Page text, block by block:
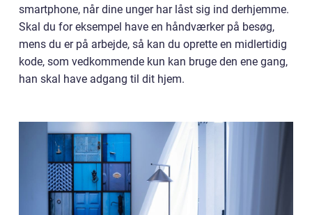
smartphone, når dine unger har låst sig ind derhjemme.
Skal du for eksempel have en håndværker på besøg,
mens du er på arbejde, så kan du oprette en midlertidig
kode, som vedkommende kun kan bruge den ene gang,
han skal have adgang til dit hjem.